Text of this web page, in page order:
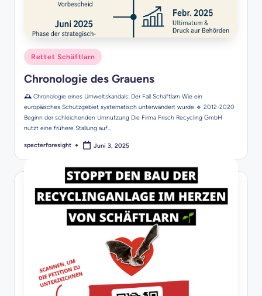
Posted
in
Rettet Schäftlarn
Chronologie des Grauens
🕰️ Chronologie eines Umweltskandals: Der Fall Schäftlarn Wie ein
europäisches Schutzgebiet systematisch unterwandert wurde 🔹 2012-2020
Beginn der schleichenden Umnutzung Die Firma Frisch Recycling GmbH
nutzt eine frühere Stallung auf…
Posted
specterforesight Juni 3, 2025